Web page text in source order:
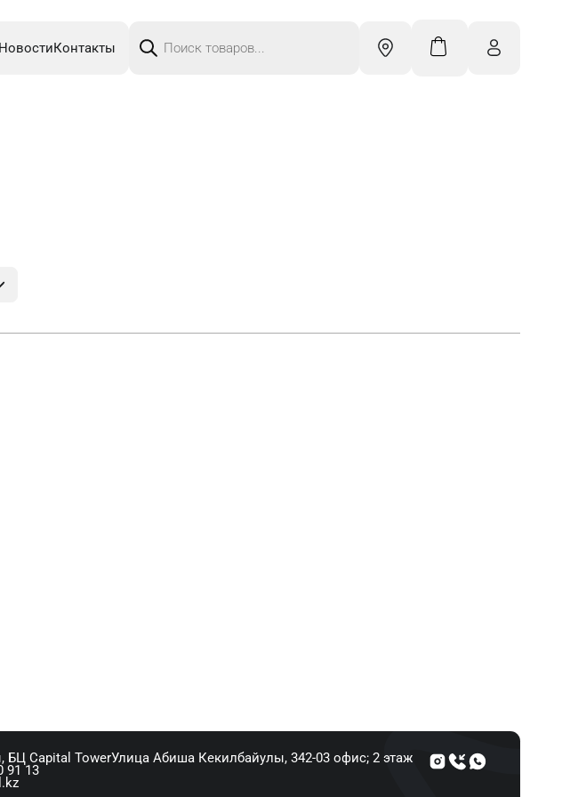
НовостиКонтакты
товаров
​БЦ Capital Tower​Улица Абиша Кекилбайулы, 34​2-03 офис; 2 этаж
91 13